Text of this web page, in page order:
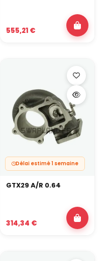
555,21 €
Délai estimé 1 semaine
GTX29 A/R 0.64
314,34 €